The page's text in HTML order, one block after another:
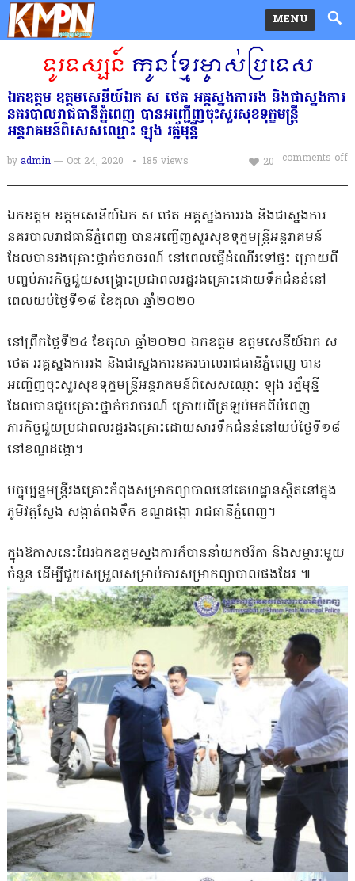
MENU
ឯកឧត្តម ឧត្តមសេនីយ៍ឯក ស ថេត អគ្គស្នងការរង និងជាស្នងការ
នគរបាលរាជធានីភ្នំពេញ បានអញ្ជេីញចុះសួរសុខទុក្ខមន្ត្រី
អន្តរាគមន៍ពិសេសឈ្មោះ ឡុង រត្ន័មុន្នី
by admin — Oct 24, 2020 185 views comments off
20
ឯកឧត្តម​ ឧត្តមសេនីយ៍ឯក​ ស​ ថេត​ អគ្គស្នងការរង​ និងជាស្នងការ
នគរបាលរាជធានីភ្នំពេញ​ បានអញ្ចេីញសួរសុខទុក្ខមន្ត្រីអន្តរាគមន៍
ដែលបានរងគ្រោះថ្នាក់ចរាចរណ៍​ នៅពេលធ្វេីដំណេីរទៅផ្ទះ​ ក្រោយពី
បញ្ចប់ភារកិច្ចជួយសង្គ្រោះប្រជាពលរដ្ឋរងគ្រោះដោយទឹកជំនន់​នៅ
ពេលយប់ថ្ងៃទី១៨​ ខែតុលា​ ឆ្នាំ២០២០
នៅព្រឹកថ្ងៃទី២៤​ ខែតុលា​ ឆ្នាំ២០២០​ ឯកឧត្តម ឧត្តមសេនីយ៍ឯក ស
ថេត អគ្គស្នងការរង និងជាស្នងការនគរបាលរាជធានីភ្នំពេញ បាន
អញ្ជេីញចុះសួរសុខទុក្ខមន្ត្រីអន្តរាគមន៍ពិសេសឈ្មោះ ឡុង រត្ន័មុន្នី
ដែលបានជួបគ្រោះថ្នាក់ចរាចរណ៍ ក្រោយពីត្រឡប់មកពីបំពេញ
ភារកិច្ចជួយប្រជាពលរដ្ឋរងគ្រោះដោយសារទឹកជំនន់នៅយប់ថ្ងៃទី១៨​
នៅខណ្ឌដង្កោ។
បច្ចុប្បន្នមន្ត្រីរងគ្រោះកំពុងសម្រាកព្យាបាលនៅគេហដ្ឋានស្ថិតនៅក្នុង
ភូមិវត្តស្លែង សង្កាត់ពងទឹក ខណ្ឌដង្កោ រាជធានីភ្នំពេញ។
ក្នុងឱកាសនេះដែរឯកឧត្តមស្នងការក៏បាននាំយកថវិកា និងសម្ភារៈមួយ
ចំនួន ដើម្បីជួយសម្រួលសម្រាប់ការសម្រាកព្យាបាលផងដែរ​ ៕